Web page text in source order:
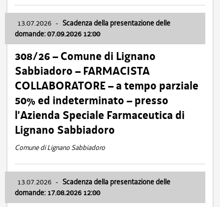
13.07.2026 - Scadenza della presentazione delle
domande: 07.09.2026 12:00
308/26 – Comune di Lignano
Sabbiadoro – FARMACISTA
COLLABORATORE – a tempo parziale
50% ed indeterminato – presso
l’Azienda Speciale Farmaceutica di
Lignano Sabbiadoro
Comune di Lignano Sabbiadoro
13.07.2026 - Scadenza della presentazione delle
domande: 17.08.2026 12:00